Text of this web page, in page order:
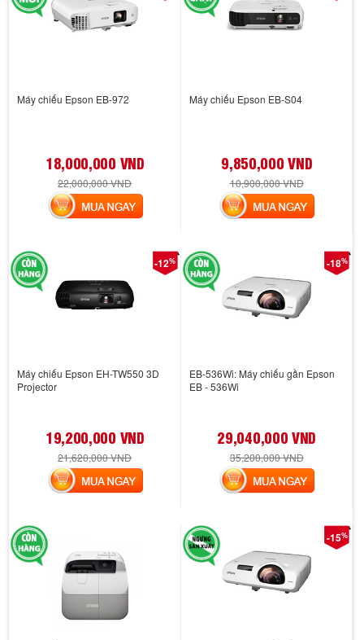
Máy chiếu Epson EB-972
18,000,000 VND
22,000,000 VND
MUA NGAY
Máy chiếu Epson EB-S04
9,850,000 VND
10,900,000 VND
MUA NGAY
-12%
Máy chiếu Epson EH-TW550 3D
Projector
19,200,000 VND
21,620,000 VND
MUA NGAY
-18%
EB-536Wi: Máy chiếu gần Epson
EB - 536Wi
29,040,000 VND
35,200,000 VND
MUA NGAY
-15%